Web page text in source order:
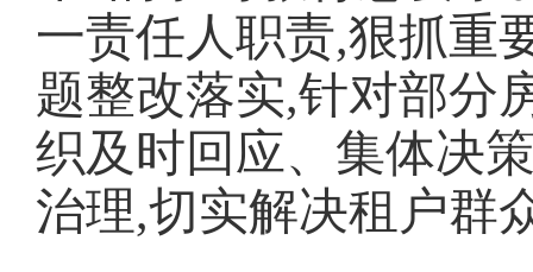
一责任人职责,狠抓重
题整改落实,针对部分
织及时回应、集体决
治理,切实解决租户群